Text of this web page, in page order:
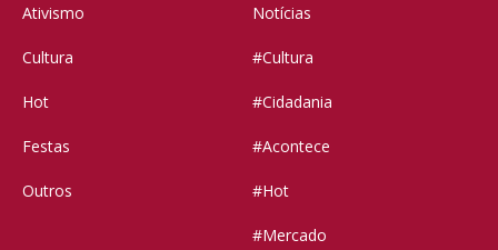
Ativismo
Cultura
Hot
Festas
Outros
Notícias
#Cultura
#Cidadania
#Acontece
#Hot
#Mercado